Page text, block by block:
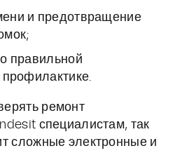
и предотвращение
правильной
профилактике.
ремонт
специалистам, так
сложные электронные и